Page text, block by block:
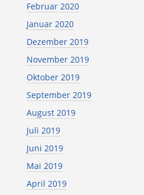
Februar 2020
Januar 2020
Dezember 2019
November 2019
Oktober 2019
September 2019
August 2019
Juli 2019
Juni 2019
Mai 2019
April 2019